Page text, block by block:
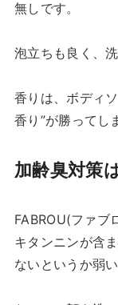
無しです。
泡立ちも良く、
香りは、ボディ
香り”が勝ってし
加齢臭対策
FABROU(ファブ
キタンニンが含
ないというか弱い